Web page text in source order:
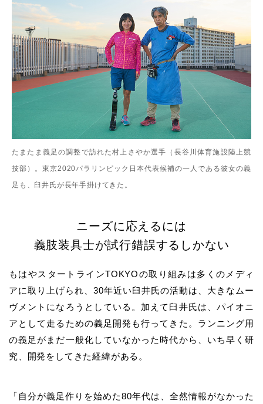
たまたま義足の調整で訪れた村上さやか選手（長谷川体育施設陸上競
技部）。東京2020パラリンピック日本代表候補の一人である彼女の義
足も、臼井氏が長年手掛けてきた。
ニーズに応えるには
義肢装具士が試行錯誤するしかない
もはやスタートラインTOKYOの取り組みは多くのメディ
アに取り上げられ、30年近い臼井氏の活動は、大きなムー
ヴメントになろうとしている。加えて臼井氏は、パイオニ
アとして走るための義足開発も行ってきた。ランニング用
の義足がまだ一般化していなかった時代から、いち早く研
究、開発をしてきた経緯がある。
「自分が義足作りを始めた80年代は、全然情報がなかった